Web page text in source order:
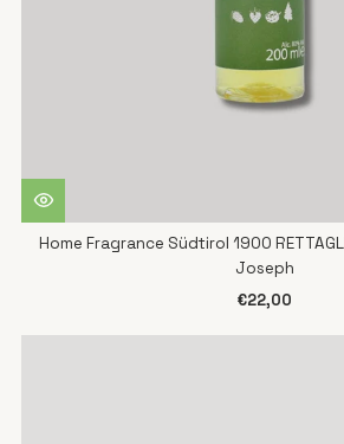
Home Fragrance Südtirol 1900
Joseph
€22,00